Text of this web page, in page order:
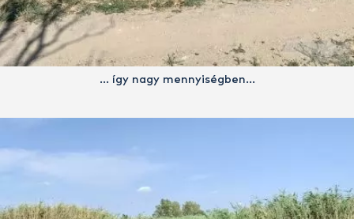
… így nagy mennyiségben…